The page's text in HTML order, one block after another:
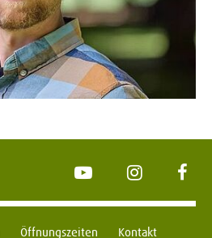
YouTube Instagram
Öffnungszeiten Kontakt